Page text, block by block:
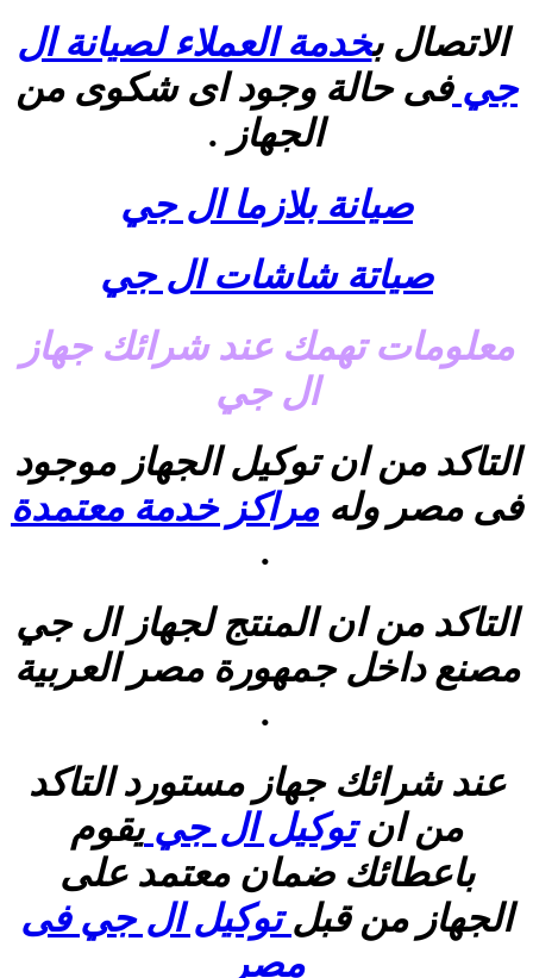
الاتصال بخدمة العملاء لصيانة ال
جيفى حالة وجود اى شكوى من
الجهاز .
صيانة بلازما ال جي
صياتة شاشات ال جي
معلومات تهمك عند شرائك جهاز
ال جي
التاكد من ان توكيل الجهاز موجود
فى مصر ولهمراكز خدمة معتمدة
.
التاكد من ان المنتج لجهاز ال جي
مصنع داخل جمهورة مصر العربية
.
عند شرائك جهاز مستورد التاكد
من انتوكيل ال جييقوم
باعطائك ضمان معتمد على
الجهاز من قبلتوكيل ال جي فى
مصر